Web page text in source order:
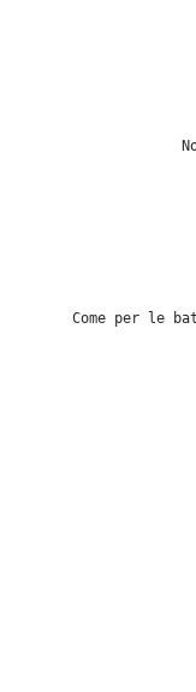
Come per le